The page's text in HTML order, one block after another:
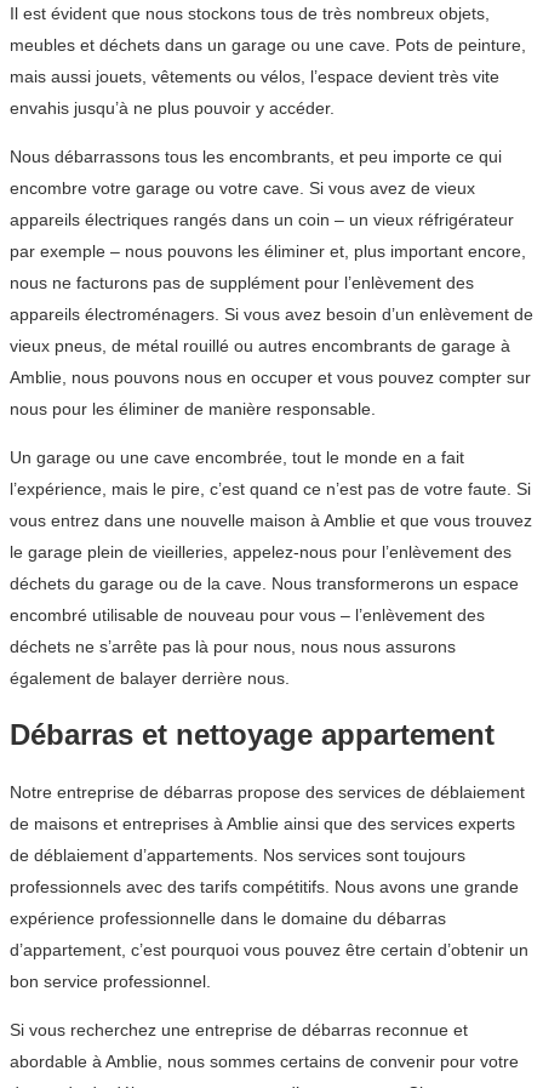
Il est évident que nous stockons tous de très nombreux objets,
meubles et déchets dans un garage ou une cave. Pots de peinture,
mais aussi jouets, vêtements ou vélos, l’espace devient très vite
envahis jusqu’à ne plus pouvoir y accéder.
Nous débarrassons tous les encombrants, et peu importe ce qui
encombre votre garage ou votre cave. Si vous avez de vieux
appareils électriques rangés dans un coin – un vieux réfrigérateur
par exemple – nous pouvons les éliminer et, plus important encore,
nous ne facturons pas de supplément pour l’enlèvement des
appareils électroménagers. Si vous avez besoin d’un enlèvement de
vieux pneus, de métal rouillé ou autres encombrants de garage à
Amblie, nous pouvons nous en occuper et vous pouvez compter sur
nous pour les éliminer de manière responsable.
Un garage ou une cave encombrée, tout le monde en a fait
l’expérience, mais le pire, c’est quand ce n’est pas de votre faute. Si
vous entrez dans une nouvelle maison à Amblie et que vous trouvez
le garage plein de vieilleries, appelez-nous pour l’enlèvement des
déchets du garage ou de la cave. Nous transformerons un espace
encombré utilisable de nouveau pour vous – l’enlèvement des
déchets ne s’arrête pas là pour nous, nous nous assurons
également de balayer derrière nous.
Débarras et nettoyage appartement
Notre entreprise de débarras propose des services de déblaiement
de maisons et entreprises à Amblie ainsi que des services experts
de déblaiement d’appartements. Nos services sont toujours
professionnels avec des tarifs compétitifs. Nous avons une grande
expérience professionnelle dans le domaine du débarras
d’appartement, c’est pourquoi vous pouvez être certain d’obtenir un
bon service professionnel.
Si vous recherchez une entreprise de débarras reconnue et
abordable à Amblie, nous sommes certains de convenir pour votre